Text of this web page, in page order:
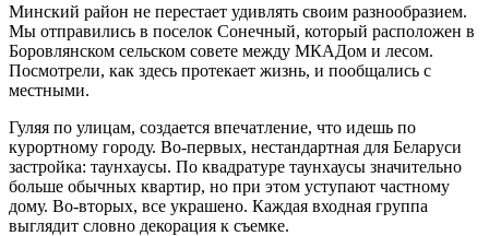
Минский район не перестает удивлять своим разнообразием.
Мы отправились в поселок Сонечный, который расположен в
Боровлянском сельском совете между МКАДом и лесом.
Посмотрели, как здесь протекает жизнь, и пообщались с
местными.
Гуляя по улицам, создается впечатление, что идешь по
курортному городу. Во-первых, нестандартная для Беларуси
застройка: таунхаусы. По квадратуре таунхаусы значительно
больше обычных квартир, но при этом уступают частному
дому. Во-вторых, все украшено. Каждая входная группа
выглядит словно декорация к съемке.